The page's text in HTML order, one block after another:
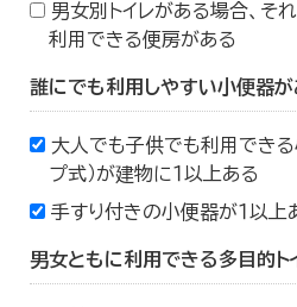
男女別トイレがある場合、そ
利用できる便房がある
誰にでも利用しやすい小便器が
大人でも子供でも利用できる
プ式）が建物に１以上ある
手すり付きの小便器が１以上
男女ともに利用できる多目的ト